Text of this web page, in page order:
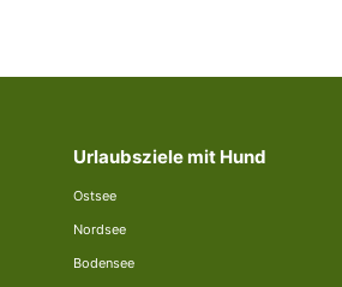
Urlaubsziele mit Hund
Ostsee
Nordsee
Bodensee